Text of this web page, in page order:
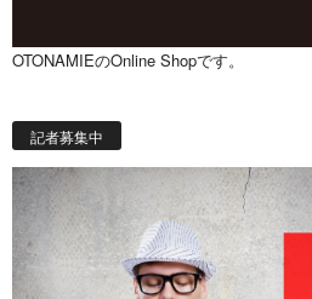
OTONAMIEのOnline Shopです。
記者募集中